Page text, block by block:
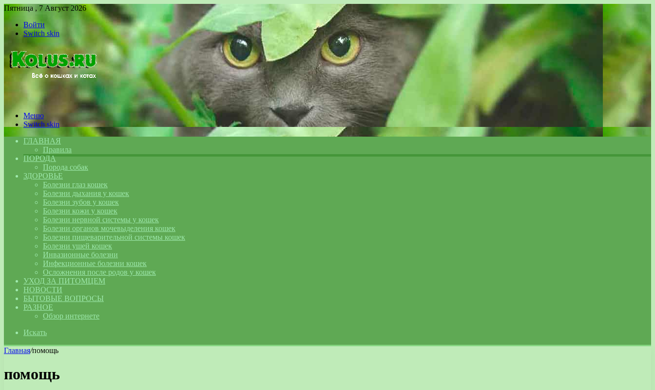
Пятница , 7 Август 2026
Войти
Switch skin
Меню
Switch skin
ГЛАВНАЯ
Правила
ПОРОДА
Порода собак
ЗДОРОВЬЕ
Болезни глаз кошек
Болезни дыхания у кошек
Болезни зубов у кошек
Болезни кожи у кошек
Болезни нервной системы у кошек
Болезни органов мочевыделения кошек
Болезни пищеварительной системы кошек
Болезни ушей кошек
Инвазионные болезни
Инфекционные болезни кошек
Осложнения после родов у кошек
УХОД ЗА ПИТОМЦЕМ
НОВОСТИ
БЫТОВЫЕ ВОПРОСЫ
РАЗНОЕ
Обзор интернете
Искать
Главная/помощь
помощь